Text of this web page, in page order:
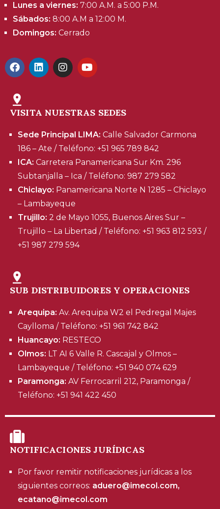
Lunes a viernes: 7:00 A.M. a 5:00 P.M.
Sábados: 8:00 A.M a 12:00 M.
Domingos: Cerrado
VISITA NUESTRAS SEDES
Sede Principal LIMA: Calle Salvador Carmona
186 – Ate / Teléfono: +51 965 789 842
ICA: Carretera Panamericana Sur Km. 296
Subtanjalla – Ica / Teléfono: 987 279 582
Chiclayo: Panamericana Norte N 1285 – Chiclayo
– Lambayeque
Trujillo: 2 de Mayo 1055, Buenos Aires Sur –
Trujillo – La Libertad / Teléfono: +51 963 812 593 /
+51 987 279 594
SUB DISTRIBUIDORES Y OPERACIONES
Arequipa: Av. Arequipa W2 el Pedregal Majes
Caylloma / Teléfono: +51 961 742 842
Huancayo: RESTECO
Olmos: LT AI 6 Valle R. Cascajal y Olmos –
Lambayeque / Teléfono: +51 940 074 629
Paramonga: AV Ferrocarril 212, Paramonga /
Teléfono: +51 941 422 450
NOTIFICACIONES JURÍDICAS
Por favor remitir notificaciones jurídicas a los
siguientes correos: aduero@imecol.com,
ecatano@imecol.com